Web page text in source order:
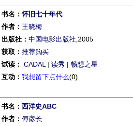
书名：怀旧七十年代
作者： 王晓梅
出版社： 中国电影出版社 ,2005
获取： 推荐购买
试读： CADAL | 读秀 | 畅想之星
互动： 我想留下点什么(0)
书名： 西洋史ABC
作者： 傅彦长